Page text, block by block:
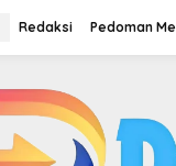
Redaksi Pedoman